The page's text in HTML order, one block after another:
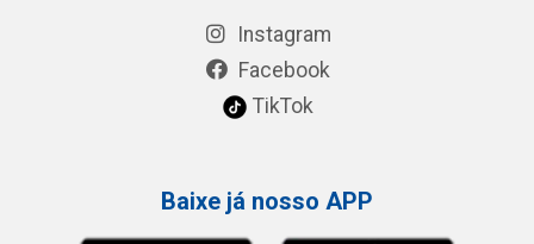
Instagram
Facebook
TikTok
Baixe já nosso APP